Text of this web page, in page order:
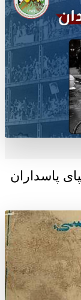
پاسداران